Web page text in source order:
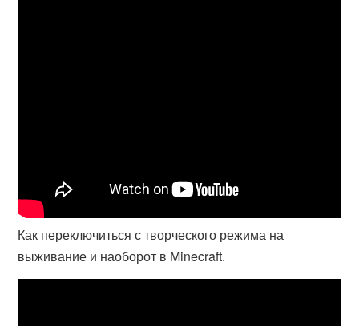
Как переключиться с творческого режима на
выживание и наоборот в Minecraft.